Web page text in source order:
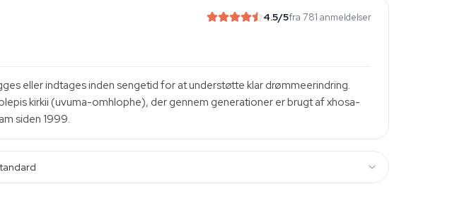
4.5/5fra 781 anmeldelser
eller indtages inden sengetid for at understøtte klar drømmeerindring.
kirkii (uvuma-omhlophe), der gennem generationer er brugt af xhosa-
siden 1999.